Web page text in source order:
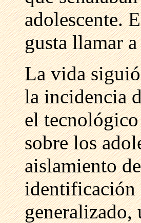
adolescente.
gusta llamar
La vida
la incidencia
el
sobre los
aislamiento
identificación
generalizado,